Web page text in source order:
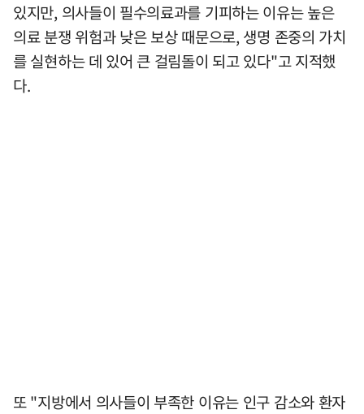
있지만, 의사들이 필수의료과를 기피하는 이유는 높은
의료 분쟁 위험과 낮은 보상 때문으로, 생명 존중의 가치
를 실현하는 데 있어 큰 걸림돌이 되고 있다"고 지적했
다.
또 "지방에서 의사들이 부족한 이유는 인구 감소와 환자